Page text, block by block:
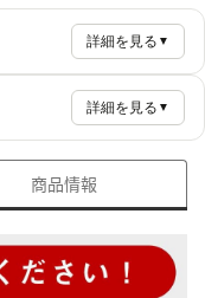
詳細を見る ▼
詳細を見る ▼
商品情報